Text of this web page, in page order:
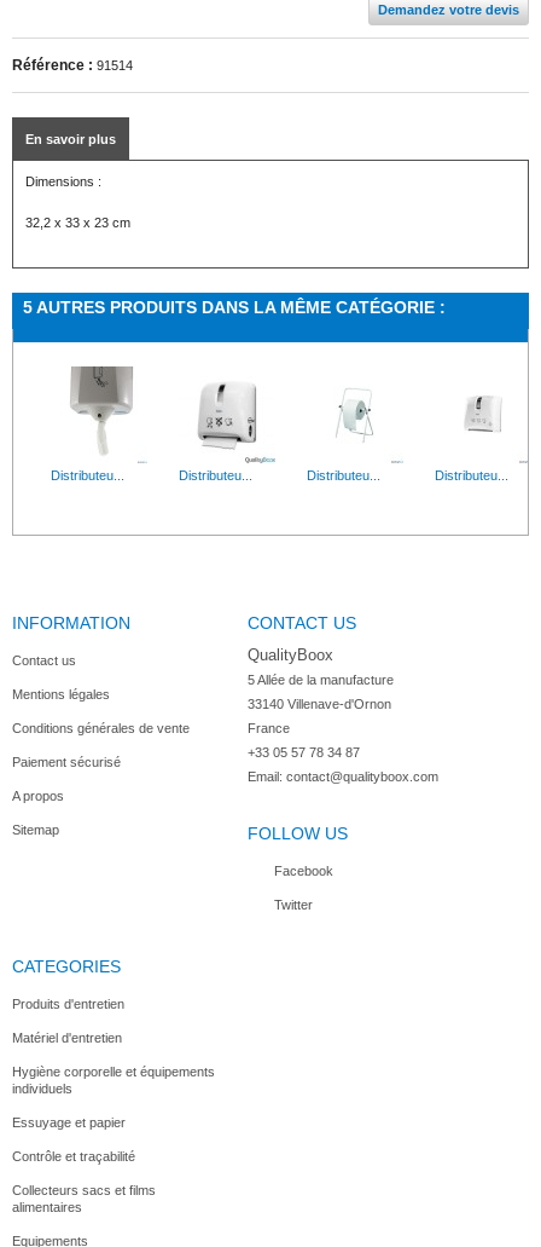
Demandez votre devis
Référence : 91514
En savoir plus
Dimensions :
32,2 x 33 x 23 cm
5 AUTRES PRODUITS DANS LA MÊME CATÉGORIE :
Distributeu... Distributeu... Distributeu... Distributeu...
INFORMATION
Contact us
Mentions légales
Conditions générales de vente
Paiement sécurisé
A propos
Sitemap
CONTACT US
QualityBoox
5 Allée de la manufacture
33140 Villenave-d'Ornon
France
+33 05 57 78 34 87
Email: contact@qualityboox.com
FOLLOW US
Facebook
Twitter
CATEGORIES
Produits d'entretien
Matériel d'entretien
Hygiène corporelle et équipements
individuels
Essuyage et papier
Contrôle et traçabilité
Collecteurs sacs et films
alimentaires
Equipements